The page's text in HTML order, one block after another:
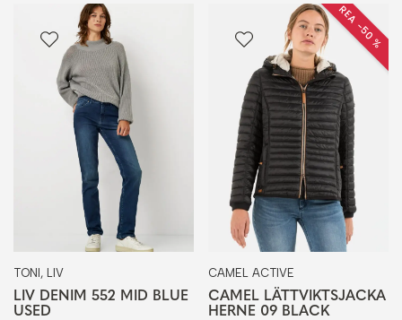
TONI, LIV
LIV DENIM 552 MID BLUE
USED
REA −50 %
CAMEL ACTIVE
CAMEL LÄTTVIKTSJACKA
HERNE 09 BLACK